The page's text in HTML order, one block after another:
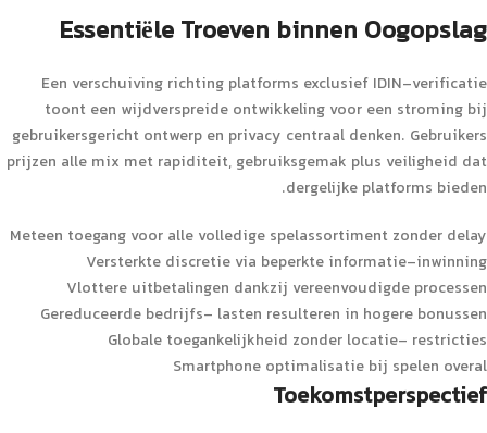
Essentiële Troeven binnen Oogopslag
Een verschuiving richting platforms exclusief IDIN-verificatie
toont een wijdverspreide ontwikkeling voor een stroming bij
gebruikersgericht ontwerp en privacy centraal denken. Gebruikers
prijzen alle mix met rapiditeit, gebruiksgemak plus veiligheid dat
dergelijke platforms bieden.
Meteen toegang voor alle volledige spelassortiment zonder delay
Versterkte discretie via beperkte informatie-inwinning
Vlottere uitbetalingen dankzij vereenvoudigde processen
Gereduceerde bedrijfs- lasten resulteren in hogere bonussen
Globale toegankelijkheid zonder locatie- restricties
Smartphone optimalisatie bij spelen overal
Toekomstperspectief